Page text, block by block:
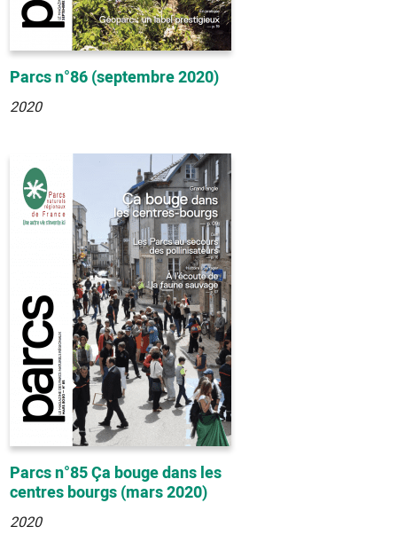
Parcs n°86 (septembre 2020)
2020
Parcs n°85 Ça bouge dans les
centres bourgs (mars 2020)
2020